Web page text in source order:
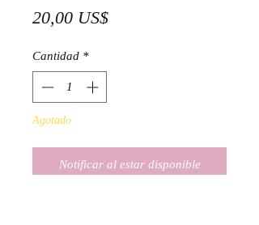
20,00 US$Precio
Cantidad *
Agotado
Notificar al estar disponible